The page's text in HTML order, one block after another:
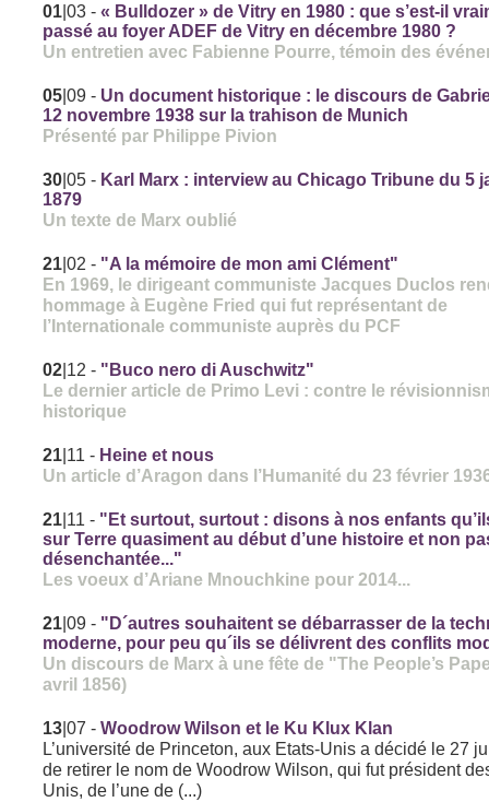
01 |03 -« Bulldozer » de Vitry en 1980 : que s’est-il
passé au foyer ADEF de Vitry en décembre 1980 ?
Un entretien avec Fabienne Pourre, témoin des
05 |09 - Un document historique : le discours de
12 novembre 1938 sur la trahison de Munich
Présenté par Philippe Pivion
30 |05 - Karl Marx : interview au Chicago Tribune du 5
1879
Un texte de Marx oublié
21 |02 - "A la mémoire de mon ami Clément"
En 1969, le dirigeant communiste Jacques Duclos
hommage à Eugène Fried qui fut représentant de
l’Internationale communiste auprès du PCF
02 |12 - "Buco nero di Auschwitz"
Le dernier article de Primo Levi : contre le
historique
21 |11 - Heine et nous
Un article d’Aragon dans l’Humanité du 23 février
21 |11 - "Et surtout, surtout : disons à nos enfants
sur Terre quasiment au début d’une histoire et non
désenchantée..."
Les voeux d’Ariane Mnouchkine pour 2014...
21 |09 - "D´autres souhaitent se débarrasser de la
moderne, pour peu qu´ils se délivrent des conflits
Un discours de Marx à une fête de "The People’s
avril 1856)
13 |07 -Woodrow Wilson et le Ku Klux Klan
L’université de Princeton, aux Etats-Unis a décidé le 27
de retirer le nom de Woodrow Wilson, qui fut président
Unis, de l’une de (...)